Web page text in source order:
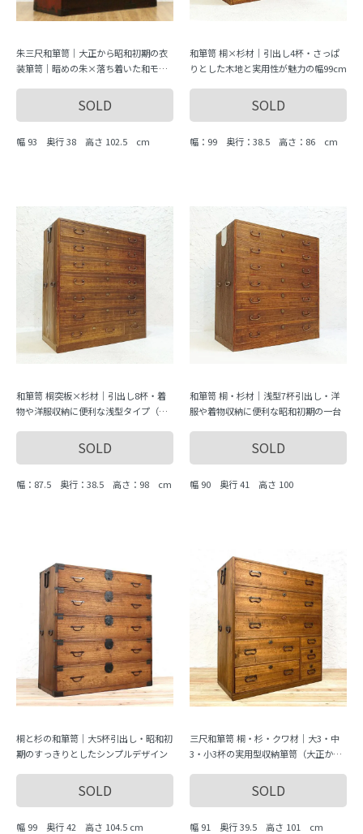
朱三尺和箪笥｜大正から昭和初期の衣
装箪笥｜暗めの朱×落ち着いた和モダ
SOLD
幅 93 奥行 38 高さ 102.5 cm
和箪笥 桐×杉材｜引出し4杯・さっぱ
りとした木地と実用性が魅力の幅99cm
SOLD
幅：99 奥行：38.5 高さ：86 cm
和箪笥 桐突板×杉材｜引出し8杯・着
物や洋服収納に便利な浅型タイプ（幅8
SOLD
幅：87.5 奥行：38.5 高さ：98 cm
和箪笥 桐・杉材｜浅型7杯引出し・洋
服や着物収納に便利な昭和初期の一台
SOLD
幅 90 奥行 41 高さ 100
桐と杉の和箪笥｜大5杯引出し・昭和初
期のすっきりとしたシンプルデザイン
SOLD
幅 99 奥行 42 高さ 104.5 cm
三尺和箪笥 桐・杉・クワ材｜大3・中
3・小3杯の実用型収納箪笥（大正から
SOLD
幅 91 奥行 39.5 高さ 101 cm